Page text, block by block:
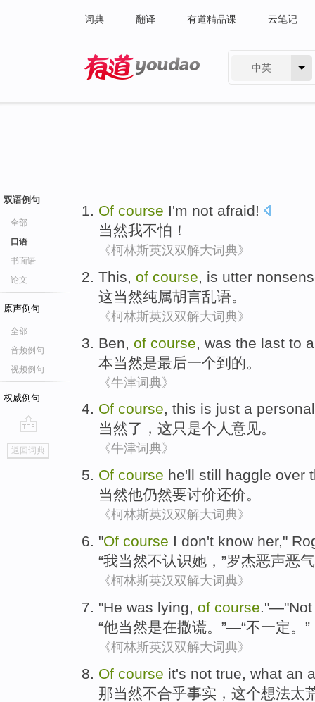
词典 翻译 有道精品课 云笔记
中英
双语例句
全部
口语
书面语
论文
原声例句
全部
音频例句
视频例句
权威例句
go
top
返回词典
Of course I'm not afraid!
当然我不怕 ！
《柯林斯英汉双解大词典》
This, of course, is utter
这当然纯属胡言乱语。
《柯林斯英汉双解大词典》
Ben of course was the last to
本当然是最后一个到的。
《牛津词典》
Of course, this is just a personal
当然了， 这只是个人 意见。
《牛津词典》
Of course he'll still haggle over
当然他仍然要讨价还价。
《柯林斯英汉双解大词典》
"Of course I don't know her,"
“我当然不认识她 ，”罗杰恶声恶
《柯林斯英汉双解大词典》
"He was lying, of course."—"
“他当然是在撒谎。”—“不一定。”
《柯林斯英汉双解大词典》
Of course it's not true , what an
那当然不合乎事实 ，这个想法太